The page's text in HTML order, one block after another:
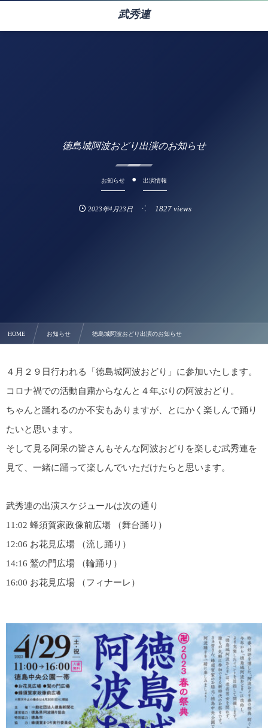
武秀連
徳島城阿波おどり出演のお知らせ
お知らせ 出演情報
2023年4月23日 1827 views
HOME お知らせ 徳島城阿波おどり出演のお知らせ
４月２９日行われる「徳島城阿波おどり」に参加いたします。
コロナ禍での活動自粛からなんと４年ぶりの阿波おどり。
ちゃんと踊れるのか不安もありますが、とにかく楽しんで踊り
たいと思います。
そして見る阿呆の皆さんもそんな阿波おどりを楽しむ武秀連を
見て、一緒に踊って楽しんでいただけたらと思います。
武秀連の出演スケジュールは次の通り
11:02 蜂須賀家政像前広場 （舞台踊り）
12:06 お花見広場 （流し踊り）
14:16 鷲の門広場 （輪踊り）
16:00 お花見広場 （フィナーレ）